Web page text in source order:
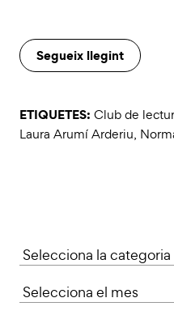
Segueix llegint
ETIQUETES: Club de
Laura Arumí Arderiu,
Categories